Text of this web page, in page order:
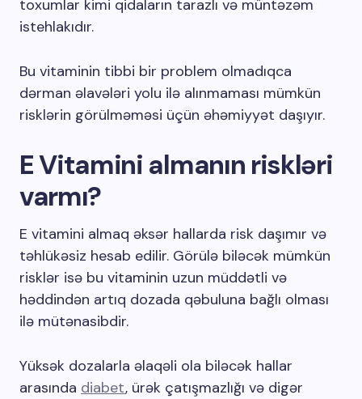
toxumlar kimi qidaların tarazlı və müntəzəm
istehlakıdır.
Bu vitaminin tibbi bir problem olmadıqca
dərman əlavələri yolu ilə alınmaması mümkün
risklərin görülməməsi üçün əhəmiyyət daşıyır.
E Vitamini almanın riskləri
varmı?
E vitamini almaq əksər hallarda risk daşımır və
təhlükəsiz hesab edilir. Görülə biləcək mümkün
risklər isə bu vitaminin uzun müddətli və
həddindən artıq dozada qəbuluna bağlı olması
ilə mütənasibdir.
Yüksək dozalarla əlaqəli ola biləcək hallar
arasında diabet, ürək çatışmazlığı və digər